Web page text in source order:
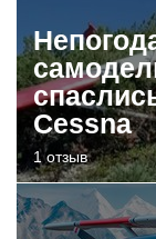
Cessna
1 отзыв